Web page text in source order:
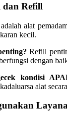
dan Refill
alat
kecil.
Refill
dengan
kondisi
alat